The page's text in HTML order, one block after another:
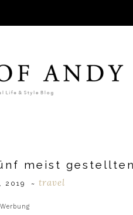
meist
2019 ~ travel
Werbung